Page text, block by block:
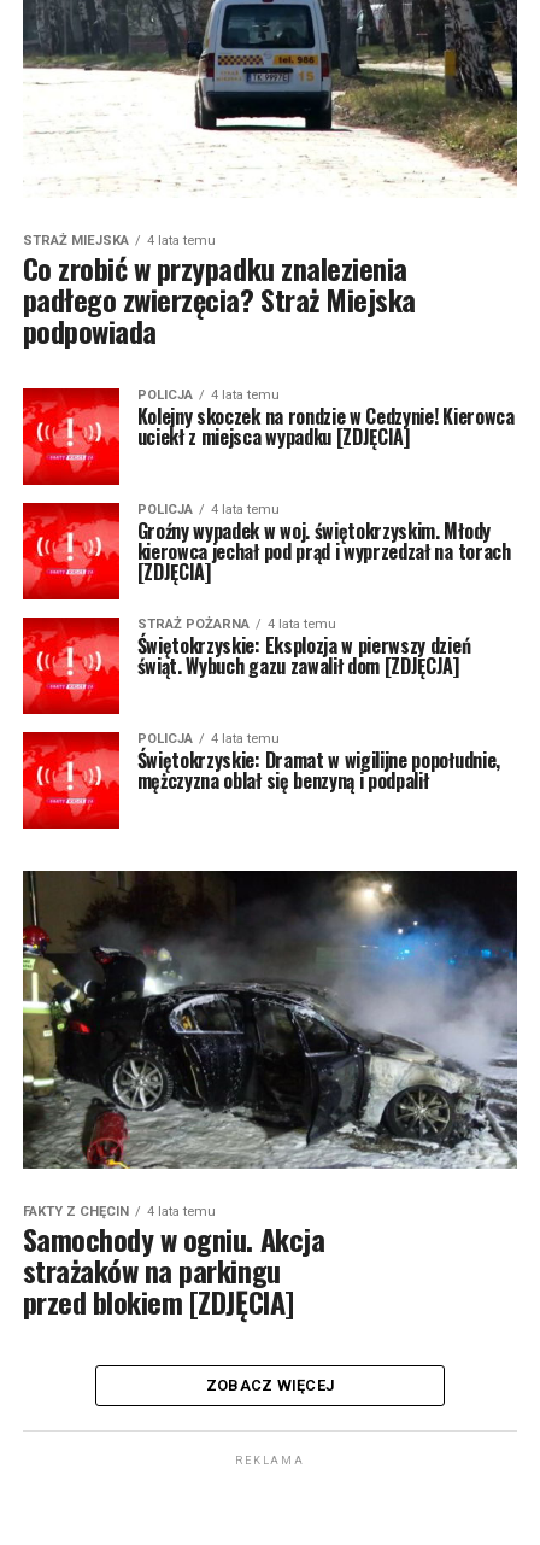
STRAŻ MIEJSKA 4 lata temu
Co zrobić w przypadku znalezienia
padłego zwierzęcia? Straż Miejska
podpowiada
POLICJA 4 lata temu
Kolejny skoczek na rondzie w Cedzynie! Kierowca
uciekł z miejsca wypadku [ZDJĘCIA]
POLICJA 4 lata temu
Groźny wypadek w woj. świętokrzyskim. Młody
kierowca jechał pod prąd i wyprzedzał na torach
[ZDJĘCIA]
STRAŻ POŻARNA 4 lata temu
Świętokrzyskie: Eksplozja w pierwszy dzień
świąt. Wybuch gazu zawalił dom [ZDJĘCJA]
POLICJA 4 lata temu
Świętokrzyskie: Dramat w wigilijne popołudnie,
mężczyzna oblał się benzyną i podpalił
FAKTY Z CHĘCIN 4 lata temu
Samochody w ogniu. Akcja
strażaków na parkingu
przed blokiem [ZDJĘCIA]
ZOBACZ WIĘCEJ
REKLAMA